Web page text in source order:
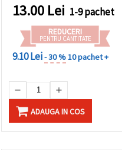
13.00 Lei 1-9 pachet
REDUCERI
PENTRU CANTITATE
9.10 Lei- 30 %10 pachet +
ADAUGA IN COS